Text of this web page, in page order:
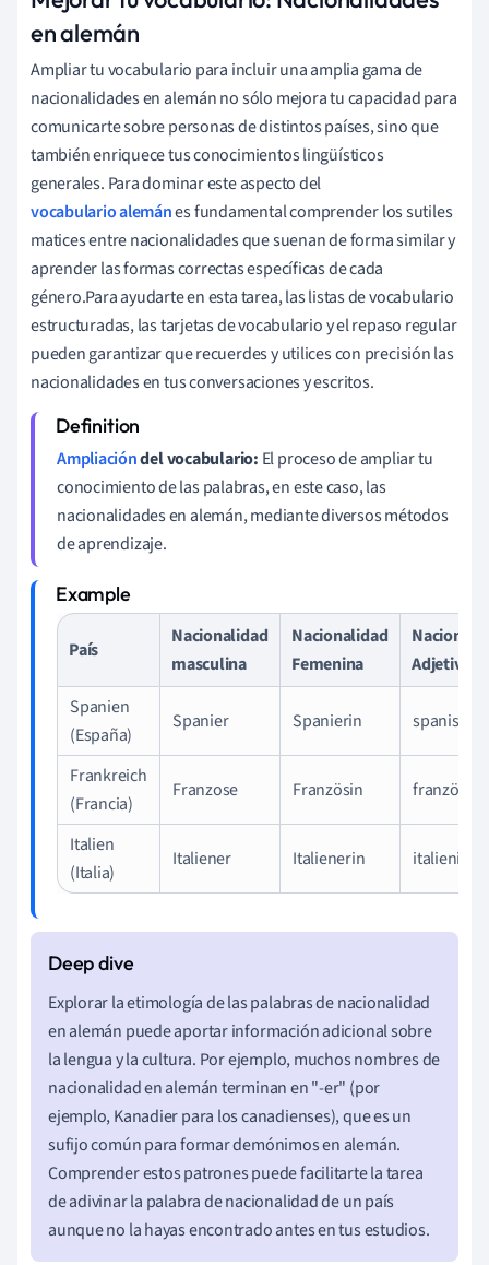
en alemán
Ampliar tu vocabulario para incluir una amplia gama de
nacionalidades en alemán no sólo mejora tu capacidad para
comunicarte sobre personas de distintos países, sino que
también enriquece tus conocimientos lingüísticos
generales. Para dominar este aspecto del
vocabulario alemánes fundamental comprender los sutiles
matices entre nacionalidades que suenan de forma similar y
aprender las formas correctas específicas de cada
género.Para ayudarte en esta tarea, las listas de vocabulario
estructuradas, las tarjetas de vocabulario y el repaso regular
pueden garantizar que recuerdes y utilices con precisión las
nacionalidades en tus conversaciones y escritos.
Ampliacióndel vocabulario: El proceso de ampliar tu
conocimiento de las palabras, en este caso, las
nacionalidades en alemán, mediante diversos métodos
de aprendizaje.
País
Nacionalidad
masculina
Nacionalidad
Femenina
Adjetivo
Spanien
(España)
Spanier Spanierin spanisch
Frankreich
(Francia)
Franzose Französin
Italien
(Italia)
Italiener Italienerin italienisch
Explorar la etimología de las palabras de nacionalidad
en alemán puede aportar información adicional sobre
la lengua y la cultura. Por ejemplo, muchos nombres de
nacionalidad en alemán terminan en "-er" (por
ejemplo, Kanadier para los canadienses), que es un
sufijo común para formar demónimos en alemán.
Comprender estos patrones puede facilitarte la tarea
de adivinar la palabra de nacionalidad de un país
aunque no la hayas encontrado antes en tus estudios.